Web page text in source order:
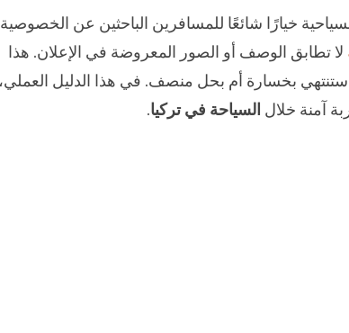
خيارًا شائعًا للمسافرين الباحثين عن
لا تطابق الوصف أو الصور المعروضة في الإعلان. هذا
ستنتهي بخسارة أم بحل منصف. في هذا الدليل
آمنة خلالالسياحة في تركيا.